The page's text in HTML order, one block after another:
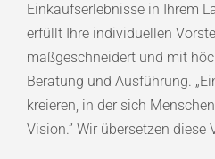
Einkaufserlebnisse in Ihrem
erfüllt Ihre individuellen
maßgeschneidert und mit
Beratung und Ausführung.
kreieren, in der sich
Vision.” Wir übersetzen